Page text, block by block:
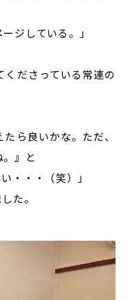
ジしている。」
くださっている常連の
ら良いかな。ただ、
』と
・・・（笑）」
た。